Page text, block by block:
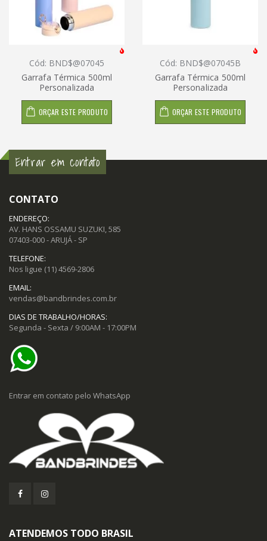
Cód: BND$@07045
Garrafa Térmica 500ml
Personalizada
ORÇAR ESTE PRODUTO
Cód: BND$@07045B
Garrafa Térmica 500ml
Personalizada
ORÇAR ESTE PRODUTO
Entrar em contato
CONTATO
ENDEREÇO:
AV. HANS OSSAMU SUZUKI, 585
07403-000 - ARUJÁ - SP
TELEFONE:
Nos ligue (11) 4569-2806
EMAIL:
vendas@bandbrindes.com.br
DIAS DE TRABALHO/HORAS:
Segunda - Sexta / 9:00AM - 17:00PM
Entrar em contato pelo WhatsApp
ATENDEMOS TODO BRASIL